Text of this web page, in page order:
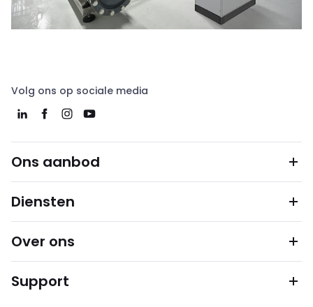
Volg ons op sociale media
Ons aanbod
Diensten
Over ons
Support